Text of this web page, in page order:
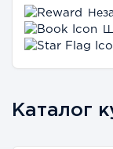
Каталог